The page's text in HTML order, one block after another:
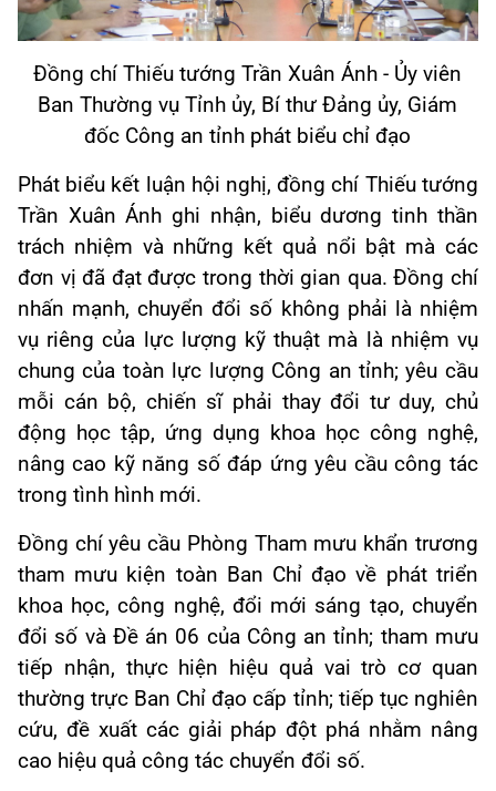
Đồng chí Thiếu tướng Trần Xuân Ánh - Ủy viên
Ban Thường vụ Tỉnh ủy, Bí thư Đảng ủy, Giám
đốc Công an tỉnh phát biểu chỉ đạo
Phát biểu kết luận hội nghị, đồng chí Thiếu tướng
Trần Xuân Ánh ghi nhận, biểu dương tinh thần
trách nhiệm và những kết quả nổi bật mà các
đơn vị đã đạt được trong thời gian qua. Đồng chí
nhấn mạnh, chuyển đổi số không phải là nhiệm
vụ riêng của lực lượng kỹ thuật mà là nhiệm vụ
chung của toàn lực lượng Công an tỉnh; yêu cầu
mỗi cán bộ, chiến sĩ phải thay đổi tư duy, chủ
động học tập, ứng dụng khoa học công nghệ,
nâng cao kỹ năng số đáp ứng yêu cầu công tác
trong tình hình mới.
Đồng chí yêu cầu Phòng Tham mưu khẩn trương
tham mưu kiện toàn Ban Chỉ đạo về phát triển
khoa học, công nghệ, đổi mới sáng tạo, chuyển
đổi số và Đề án 06 của Công an tỉnh; tham mưu
tiếp nhận, thực hiện hiệu quả vai trò cơ quan
thường trực Ban Chỉ đạo cấp tỉnh; tiếp tục nghiên
cứu, đề xuất các giải pháp đột phá nhằm nâng
cao hiệu quả công tác chuyển đổi số.